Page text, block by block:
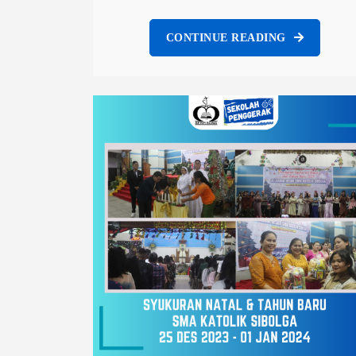
CONTINUE READING